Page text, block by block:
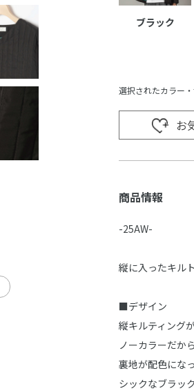
ブラック
選択されたカラー
お
商品情報
-25AW-
縦に入ったキル
■デザイン
縦キルティング
ノーカラーだか
裏地が配色にな
シックなブラッ